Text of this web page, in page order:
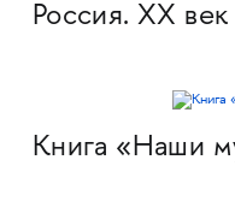
Россия. XX век
Книга «Наши